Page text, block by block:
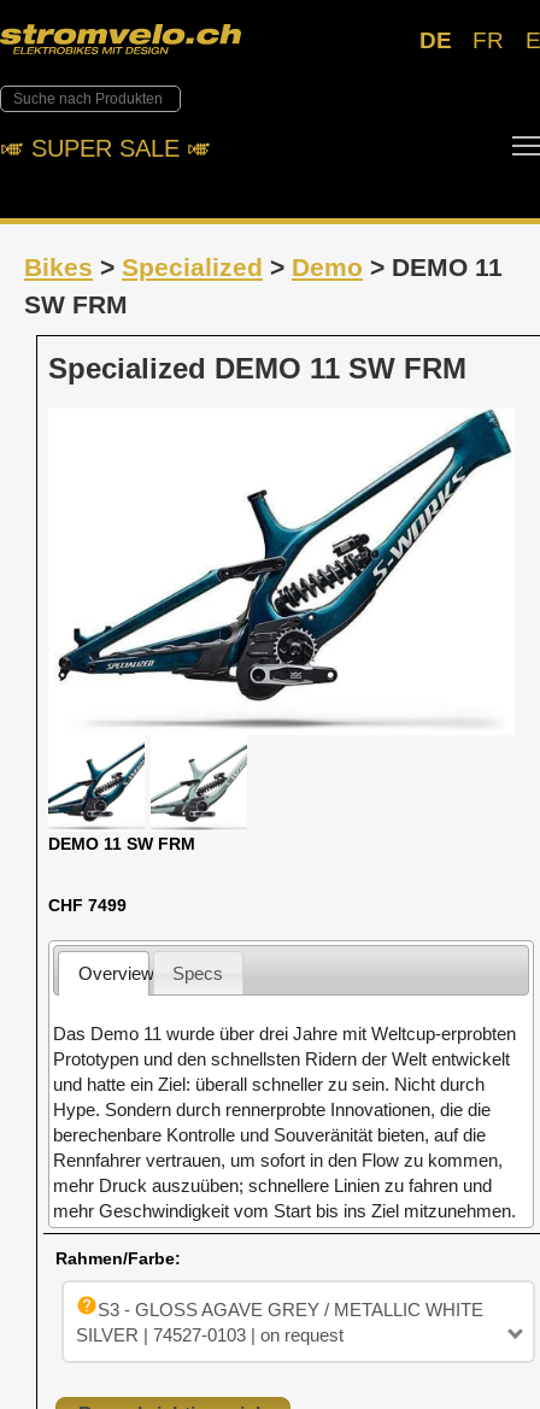
DE FR
🎺︎ SUPER SALE 🎺︎
Bikes > Specialized > Demo > DEMO 11
SW FRM
Specialized DEMO 11 SW FRM
DEMO 11 SW FRM
CHF 7499
Overview Specs
Das Demo 11 wurde über drei Jahre mit Weltcup-erprobten
Prototypen und den schnellsten Ridern der Welt entwickelt
und hatte ein Ziel: überall schneller zu sein. Nicht durch
Hype. Sondern durch rennerprobte Innovationen, die die
berechenbare Kontrolle und Souveränität bieten, auf die
Rennfahrer vertrauen, um sofort in den Flow zu kommen,
mehr Druck auszuüben; schnellere Linien zu fahren und
mehr Geschwindigkeit vom Start bis ins Ziel mitzunehmen.
Rahmen/Farbe:
helpS3 - GLOSS AGAVE GREY / METALLIC WHITE
SILVER | 74527-0103 | on request